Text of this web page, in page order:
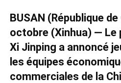
BUSAN (République
octobre (Xinhua) — Le
Xi Jinping a annoncé
les équipes
commerciales de la